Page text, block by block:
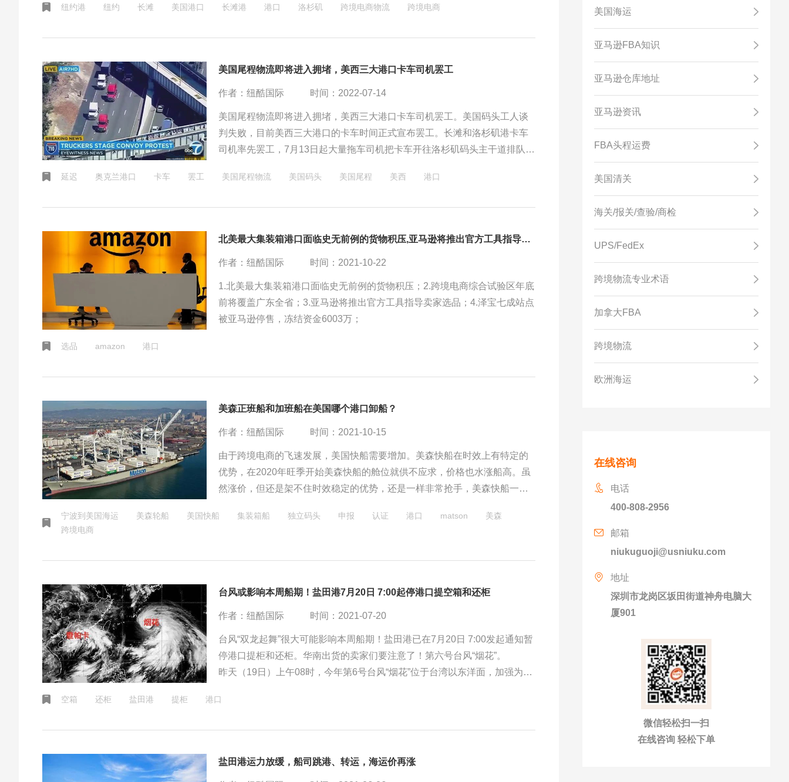
纽约港 纽约 长滩 美国港口 长滩港 港口 洛杉矶 跨境电商物流 跨境电商
美国尾程物流即将进入拥堵，美西三大港口卡车司机罢工
作者：纽酷国际 时间：2022-07-14
美国尾程物流即将进入拥堵，美西三大港口卡车司机罢工。美国码头工人谈
判失败，目前美西三大港口的卡车时间正式宣布罢工。长滩和洛杉矶港卡车
司机率先罢工，7月13日起大量拖车司机把卡车开往洛杉矶码头主干道排队游
延迟 奥克兰港口 卡车 罢工 美国尾程物流 美国码头 美国尾程 美西 港口
北美最大集装箱港口面临史无前例的货物积压,亚马逊将推出官方工具指导卖家选品
作者：纽酷国际 时间：2021-10-22
1.北美最大集装箱港口面临史无前例的货物积压；2.跨境电商综合试验区年底
前将覆盖广东全省；3.亚马逊将推出官方工具指导卖家选品；4.泽宝七成站点
被亚马逊停售，冻结资金6003万；
选品 amazon 港口
美森正班船和加班船在美国哪个港口卸船？
作者：纽酷国际 时间：2021-10-15
由于跨境电商的飞速发展，美国快船需要增加。美森快船在时效上有特定的
优势，在2020年旺季开始美森快船的舱位就供不应求，价格也水涨船高。虽
然涨价，但还是架不住时效稳定的优势，还是一样非常抢手，美森快船一仓
美森加班船CLX+航线。新加的加班船航线几乎一样，也同样到长滩港。
宁波到美国海运 美森轮船 美国快船 集装箱船 独立码头 申报 认证 港口 matson
美森
跨境电商
台风或影响本周船期！盐田港7月20日 7:00起停港口提空箱和还柜
作者：纽酷国际 时间：2021-07-20
台风“双龙起舞”很大可能影响本周船期！盐田港已在7月20日 7:00发起通知暂
停港口提柜和还柜。华南出货的卖家们要注意了！第六号台风“烟花”。
昨天（19日）上午08时，今年第6号台风“烟花”位于台湾以东洋面，加强为强
动，强度最强可达台风级或强台风级（40-48米/秒，13-15级）。21日夜间移
空箱 还柜 盐田港 提柜 港口
盐田港运力放缓，船司跳港、转运，海运价再涨
美国海运
亚马逊FBA知识
亚马逊仓库地址
亚马逊资讯
FBA头程运费
美国清关
海关/报关/查验/商检
UPS/FedEx
跨境物流专业术语
加拿大FBA
跨境物流
欧洲海运
在线咨询
电话
400-808-2956
邮箱
niukuguoji@usniuku.com
地址
深圳市龙岗区坂田街道神舟电脑大
厦901
微信轻松扫一扫
在线咨询 轻松下单